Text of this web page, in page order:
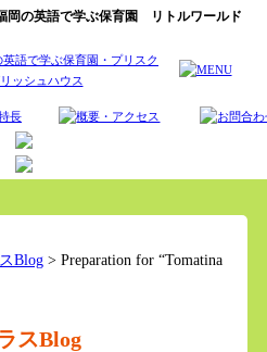
岡の英語で学ぶ保育園 リトルワールド
Blog> Preparation for “Tomatina
スBlog